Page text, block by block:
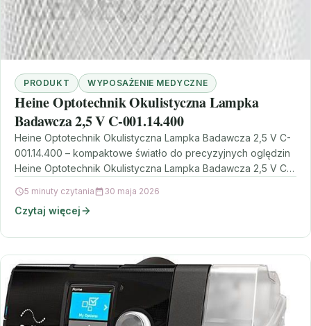
PRODUKT WYPOSAŻENIE MEDYCZNE
Heine Optotechnik Okulistyczna Lampka
Badawcza 2,5 V C-001.14.400
Heine Optotechnik Okulistyczna Lampka Badawcza 2,5 V C-
001.14.400 – kompaktowe światło do precyzyjnych oględzin
Heine Optotechnik Okulistyczna Lampka Badawcza 2,5 V C-
5 minuty czytania 30 maja 2026
Czytaj więcej